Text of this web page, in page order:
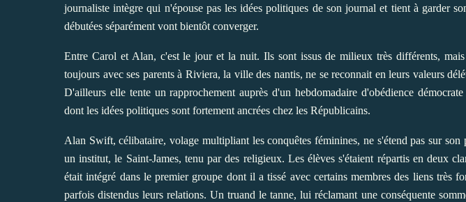
journaliste intègre qui n'épouse pas les idées politiques de son journal et tient à garder
débutées séparément vont bientôt converger.
Entre Carol et Alan, c'est le jour et la nuit. Ils sont issus de milieux très différents,
toujours avec ses parents à Riviera, la ville des nantis, ne se reconnait en leurs valeurs
D'ailleurs elle tente un rapprochement auprès d'un hebdomadaire d'obédience
dont les idées politiques sont fortement ancrées chez les Républicains.
Alan Swift, célibataire, volage multipliant les conquêtes féminines, ne s'étend pas sur son
un institut, le Saint-James, tenu par des religieux. Les élèves s'étaient répartis en deux
était intégré dans le premier groupe dont il a tissé avec certains membres des liens très
parfois distendus leurs relations. Un truand le tanne, lui réclamant une conséquente